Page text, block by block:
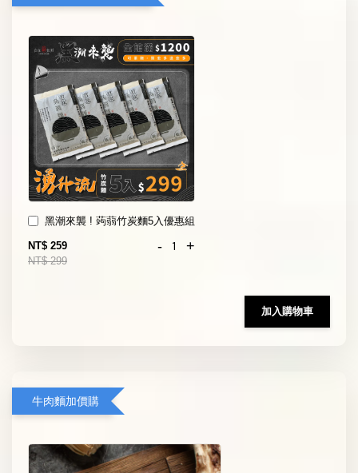
黑潮來襲 ! 蒟蒻竹炭麵5入優惠組
NT$ 259
NT$ 299
- +
加入購物車
牛肉麵加價購